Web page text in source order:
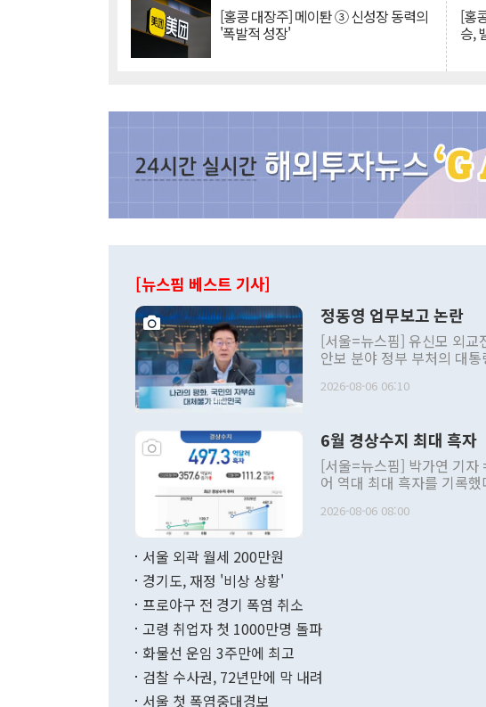
[홍콩 대장주] 메이퇀 ③ 신성장 동력의
'폭발적 성장'
[홍
승,
[뉴스핌 베스트 기사]
정동영 업무보고 논란
[서울=뉴스핌] 유신모 외교
안보 분야 정부 부처의 대
발언 중에는 정부 내 조율을
주의적 희망에 근거한 비현
관의 대북 정책 관련 발언
관 부처 장관이 공개적으로
관의 무리한 대북 접근법과
다. [정동영 통일부 장관이 지난달 23일 오후 서울 종로구 정부서울청사에
무너졌다고도 했다. 또 "현
함께 4자 대화의 동력을 확
2026-08-06 06:10
6월 경상수지 최대 흑자
[서울=뉴스핌] 박가연 기자
어 역대 최대 흑자를 기록
료=한국은행] 한국은행이 6일 발표한 '2026년 6월 국제수지(잠정)'에 따르
며 월간 기준 처음으로
196.9% 급증했고 컴퓨터·
수출은 160.4% 늘었으며
2026-08-06 08:00
서울 외곽 월세 200만원
경기도, 재정 '비상 상황'
프로야구 전 경기 폭염 취소
고령 취업자 첫 1000만명 돌파
화물선 운임 3주만에 최고
검찰 수사권, 72년만에 막 내려
서울 첫 폭염중대경보